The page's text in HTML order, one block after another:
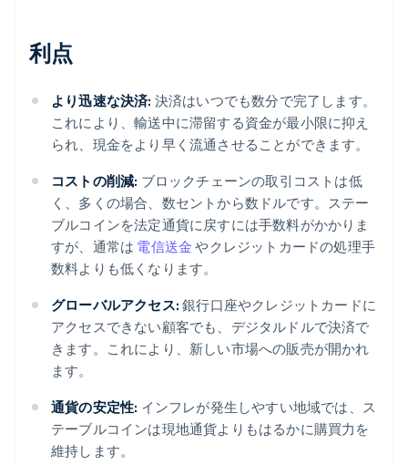
利点
より迅速な決済: 決済はいつでも数分で完了します。
これにより、輸送中に滞留する資金が最小限に抑え
られ、現金をより早く流通させることができます。
コストの削減: ブロックチェーンの取引コストは低
く、多くの場合、数セントから数ドルです。ステー
ブルコインを法定通貨に戻すには手数料がかかりま
すが、通常は 電信送金 やクレジットカードの処理手
数料よりも低くなります。
グローバルアクセス: 銀行口座やクレジットカードに
アクセスできない顧客でも、デジタルドルで決済で
きます。これにより、新しい市場への販売が開かれ
ます。
通貨の安定性: インフレが発生しやすい地域では、ス
テーブルコインは現地通貨よりもはるかに購買力を
維持します。